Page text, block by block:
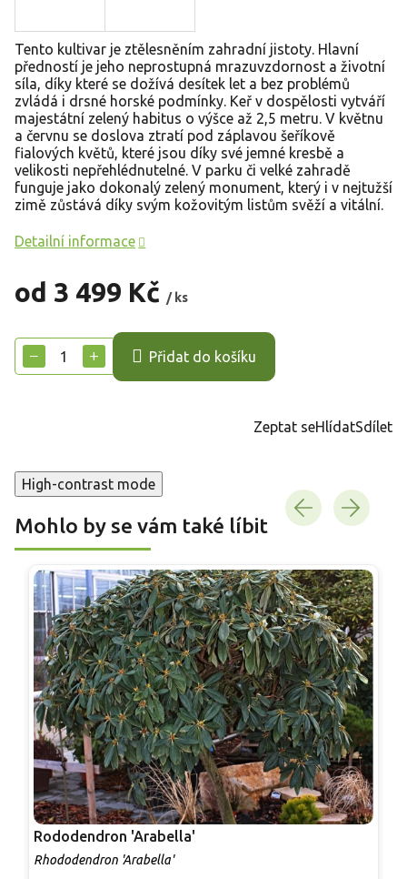
od 3 499 Kč / ks
cena:
+
− Přidat do košíku
Tento kultivar je ztělesněním zahradní jistoty. Hlavní
předností je jeho neprostupná mrazuvzdornost a životní
síla, díky které se dožívá desítek let a bez problémů
zvládá i drsné horské podmínky. Keř v dospělosti vytváří
majestátní zelený habitus o výšce až 2,5 metru. V květnu
a červnu se doslova ztratí pod záplavou šeříkově
fialových květů, které jsou díky své jemné kresbě a
velikosti nepřehlédnutelné. V parku či velké zahradě
funguje jako dokonalý zelený monument, který i v nejtužší
zimě zůstává díky svým kožovitým listům svěží a vitální.
Detailní informace
Zeptat seHlídatSdílet
High-contrast mode
Mohlo by se vám také líbit
Rododendron 'Arabella'
Rhododendron 'Arabella'